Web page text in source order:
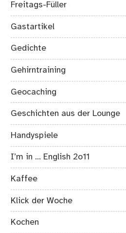
Freitags-Füller
Gastartikel
Gedichte
Gehirntraining
Geocaching
Geschichten aus der Lounge
Handyspiele
I’m in … English 2o11
Kaffee
Klick der Woche
Kochen